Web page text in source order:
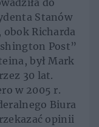
do
Stanów
Richarda
Post”
był Mark
30 lat.
w 2005 r.
Biura
opinii